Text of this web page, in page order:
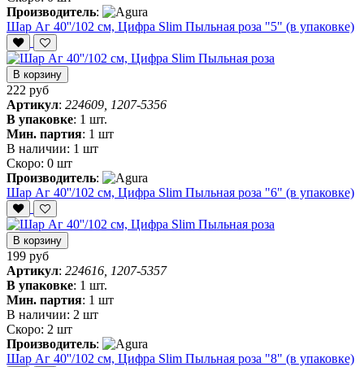
Производитель:
Шар Аг 40''/102 см, Цифра Slim Пыльная роза "5" (в упаковке)
В корзину
222 руб
Артикул: 224609, 1207-5356
В упаковке: 1 шт.
Мин. партия: 1 шт
В наличии: 1 шт
Скоро: 0 шт
Производитель:
Шар Аг 40''/102 см, Цифра Slim Пыльная роза "6" (в упаковке)
В корзину
199 руб
Артикул: 224616, 1207-5357
В упаковке: 1 шт.
Мин. партия: 1 шт
В наличии: 2 шт
Скоро: 2 шт
Производитель:
Шар Аг 40''/102 см, Цифра Slim Пыльная роза "8" (в упаковке)